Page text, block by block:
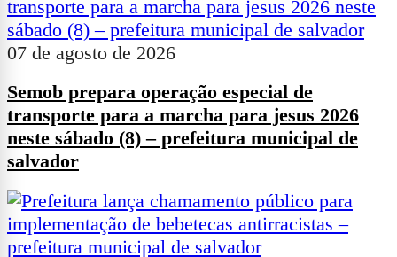
07 de agosto de 2026
Semob prepara operação especial de
transporte para a marcha para jesus 2026
neste sábado (8) – prefeitura municipal de
salvador